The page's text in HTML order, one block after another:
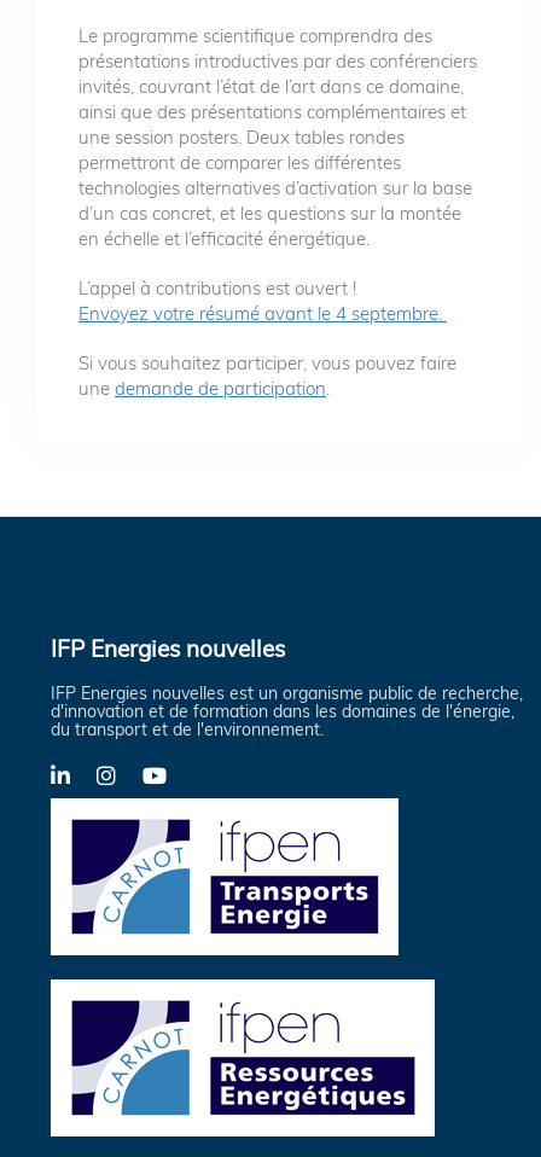
Le programme scientifique comprendra des
présentations introductives par des conférenciers
invités, couvrant l’état de l’art dans ce domaine,
ainsi que des présentations complémentaires et
une session posters. Deux tables rondes
permettront de comparer les différentes
technologies alternatives d’activation sur la base
d’un cas concret, et les questions sur la montée
en échelle et l’efficacité énergétique.
L’appel à contributions est ouvert !
Envoyez votre résumé avant le 4 septembre.
Si vous souhaitez participer, vous pouvez faire
une demande de participation.
IFP Energies nouvelles
IFP Energies nouvelles est un organisme public de recherche,
d'innovation et de formation dans les domaines de l'énergie,
du transport et de l'environnement.
LinkedInInstagramYouTube